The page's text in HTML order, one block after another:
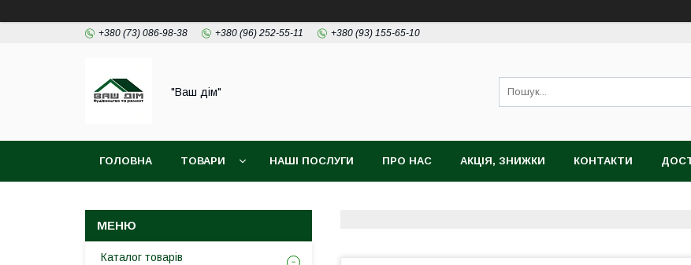
+380 (73) 086-98-38 +380 (96) 252-55-11 +380 (93) 155-65-10
"Ваш дім"
ГОЛОВНА ТОВАРИ НАШІ ПОСЛУГИ ПРО НАС АКЦІЯ, ЗНИЖКИ КОНТАКТИ
Каталог товарів